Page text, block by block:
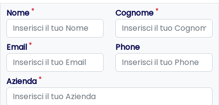
Nome *
Questo campo è obbligatorio
Cognome *
Questo campo è
Email *
Questo campo è obbligatorio
Phone
Azienda *